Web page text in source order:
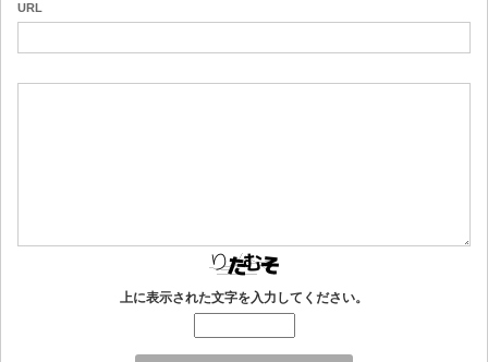
URL
上に表示された文字を入力してください。